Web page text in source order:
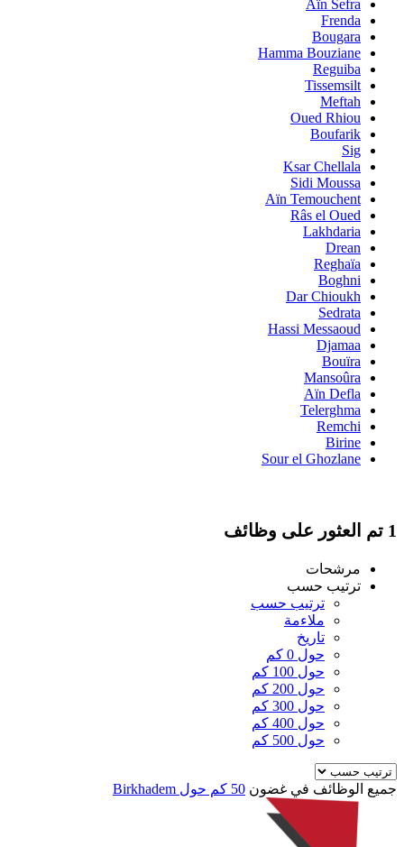
Aïn Sefra
Frenda
Bougara
Hamma Bouziane
Reguiba
Tissemsilt
Meftah
Oued Rhiou
Boufarik
Sig
Ksar Chellala
Sidi Moussa
Aïn Temouchent
Râs el Oued
Lakhdaria
Drean
Reghaïa
Boghni
Dar Chioukh
Sedrata
Hassi Messaoud
Djamaa
Bouïra
Mansoûra
Aïn Defla
Telerghma
Remchi
Birine
Sour el Ghozlane
1 تم العثور على وظائف
مرشحات
ترتيب حسب
ترتيب حسب
ملاءمة
تاريخ
حول 0 كم
حول 100 كم
حول 200 كم
حول 300 كم
حول 400 كم
حول 500 كم
جميع الوظائف في غضون 50 كم حول Birkhadem